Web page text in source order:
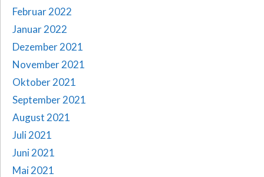
Februar 2022
Januar 2022
Dezember 2021
November 2021
Oktober 2021
September 2021
August 2021
Juli 2021
Juni 2021
Mai 2021